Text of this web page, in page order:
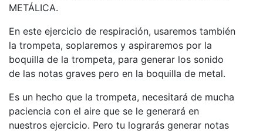
METÁLICA.
En este ejercicio de respiración, usaremos también
la trompeta, soplaremos y aspiraremos por la
boquilla de la trompeta, para generar los sonido
de las notas graves pero en la boquilla de metal.
Es un hecho que la trompeta, necesitará de mucha
paciencia con el aire que se le generará en
nuestros ejercicio. Pero tu lograrás generar notas